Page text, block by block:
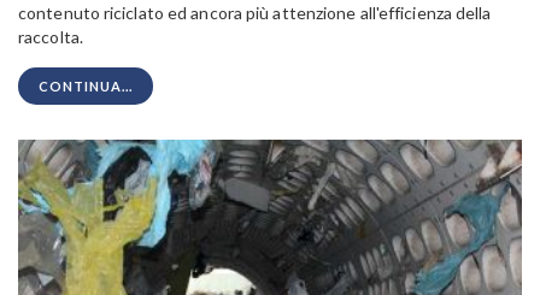
contenuto riciclato ed ancora più attenzione all'efficienza della
raccolta.
CONTINUA...